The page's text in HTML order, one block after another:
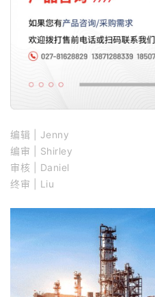
编辑 | Jenny
编审 | Shirley
审核 | Daniel
终审 | Liu